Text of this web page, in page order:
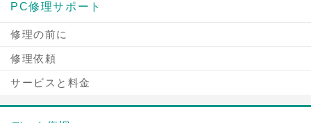
PC修理サポート
修理の前に
修理依頼
サービスと料金